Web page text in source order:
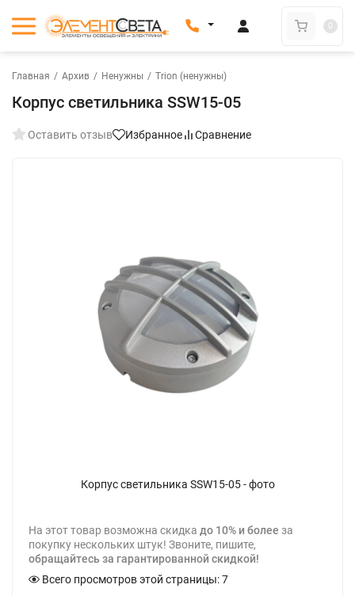
0
Главная / Архив / Ненужны / Trion (ненужны)
Корпус светильника SSW15-05
Оставить отзыв Избранное Сравнение
Корпус светильника SSW15-05 - фото
На этот товар возможна скидка до 10% и более за
покупку нескольких штук! Звоните, пишите,
обращайтесь за гарантированной скидкой!
Всего просмотров этой страницы:7